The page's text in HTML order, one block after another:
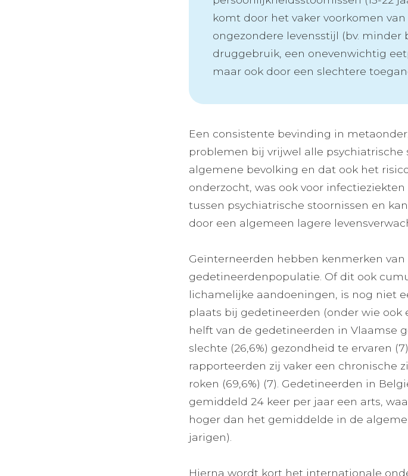
komt door het vaker voorkomen
ongezondere levensstijl (bv.
druggebruik, een onevenwichtig
maar ook door een slechtere
Een consistente bevinding in
problemen bij vrijwel alle psychiatrische
algemene bevolking en dat ook het
onderzocht, was ook voor
tussen psychiatrische stoornissen en
door een algemeen lagere
Geïnterneerden hebben kenmerken
gedetineerdenpopulatie. Of dit ook
lichamelijke aandoeningen, is nog niet
plaats bij gedetineerden (onder wie
helft van de gedetineerden in Vlaamse
slechte (26,6%) gezondheid te ervaren
rapporteerden zij vaker een chronische
roken (69,6%) (7). Gedetineerden in
gemiddeld 24 keer per jaar een arts,
hoger dan het gemiddelde in de
jarigen).
Hierna wordt kort het internationale